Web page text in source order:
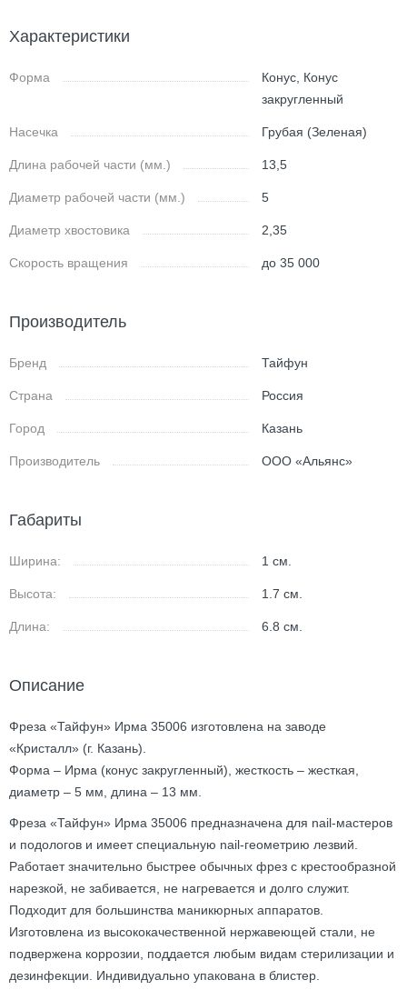
Характеристики
Форма
Конус, Конус
закругленный
Насечка Грубая (Зеленая)
Длина рабочей части (мм.) 13,5
Диаметр рабочей части (мм.) 5
Диаметр хвостовика 2,35
Скорость вращения до 35 000
Производитель
Бренд Тайфун
Страна Россия
Город Казань
Производитель ООО «Альянс»
Габариты
Ширина: 1см.
Высота: 1.7см.
Длина: 6.8см.
Описание
Фреза «Тайфун» Ирма 35006 изготовлена на заводе
«Кристалл» (г. Казань).
Форма – Ирма (конус закругленный), жесткость – жесткая,
диаметр – 5 мм, длина – 13 мм.
Фреза «Тайфун» Ирма 35006 предназначена для nail-мастеров
и подологов и имеет специальную nail-геометрию лезвий.
Работает значительно быстрее обычных фрез с крестообразной
нарезкой, не забивается, не нагревается и долго служит.
Подходит для большинства маникюрных аппаратов.
Изготовлена из высококачественной нержавеющей стали, не
подвержена коррозии, поддается любым видам стерилизации и
дезинфекции. Индивидуально упакована в блистер.